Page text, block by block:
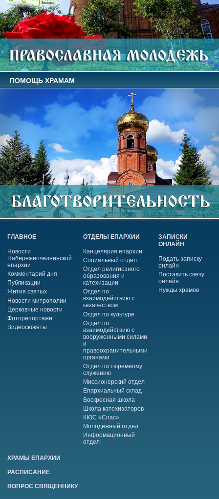
ПОМОЩЬ ХРАМАМ
ГЛАВНОЕ
Новости
Набережночелнинской
епархии
Комментарий дня
Публикации
Жития святых
Новости митрополии
Церковные новости
Фоторепортажи
Видеосюжеты
ОТДЕЛЫ ЕПАРХИИ
Канцелярия епархии
Социальный отдел
Отдел религиозного
образования и
катехизации
Отдел по
взаимодействию с
казачеством
Отдел по культуре
Отдел по
взаимодействию с
вооруженными силами
и
правоохранительными
органами
Отдел по тюремному
служению
Миссионерский отдел
Епархиальный склад
Воскресная школа
Школа катехизаторов
КЮС «Спас»
Молодежный отдел
Информационный
отдел
ЗАПИСКИ
ОНЛАЙН
Подать записку
онлайн
Поставить свечу
онлайн
Нужды храмов
ХРАМЫ ЕПАРХИИ
РАСПИСАНИЕ
ВОПРОС СВЯЩЕННИКУ